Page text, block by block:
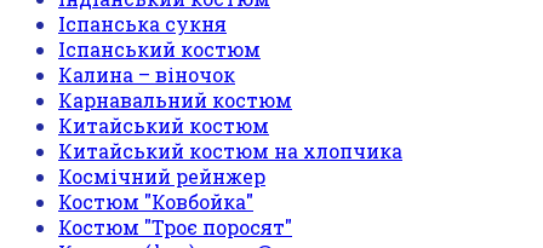
Іспанська сукня
Іспанський костюм
Калина – віночок
Карнавальний костюм
Китайський костюм
Китайський костюм на хлопчика
Космічний рейнжер
Костюм "Ковбойка"
Костюм "Троє поросят"